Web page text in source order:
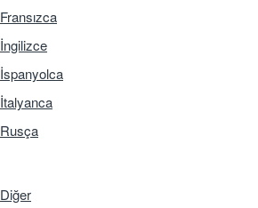
Fransızca
İngilizce
İspanyolca
İtalyanca
Rusça
Diğer